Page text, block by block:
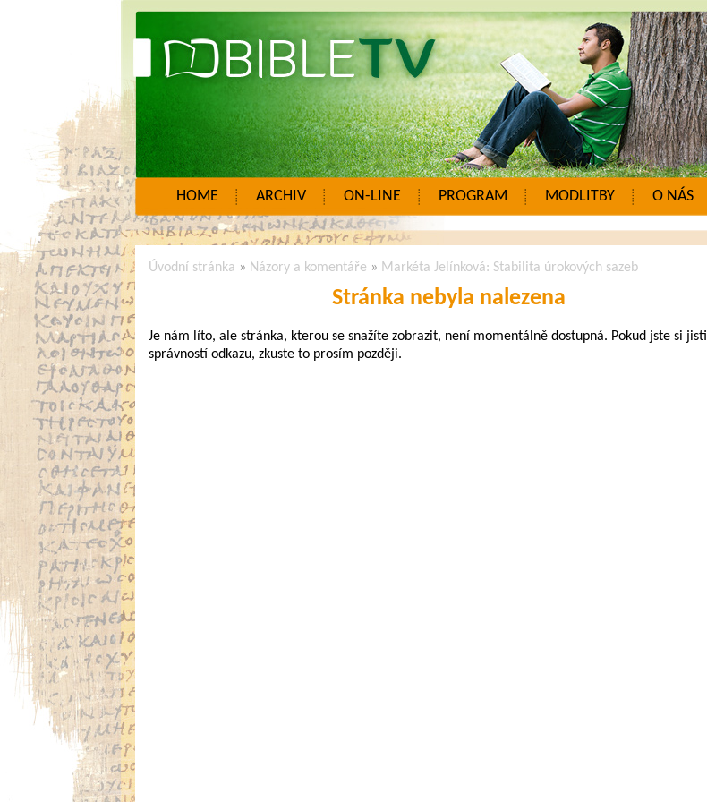
HOME ARCHIV ON-LINE PROGRAM MODLITBY O NÁS
Úvodní stránka » Názory a komentáře » Markéta Jelínková: Stabilita úrokových sazeb
Stránka nebyla nalezena
Je nám líto, ale stránka, kterou se snažíte zobrazit, není momentálně dostupná. Pokud jste si jisti
správností odkazu, zkuste to prosím později.